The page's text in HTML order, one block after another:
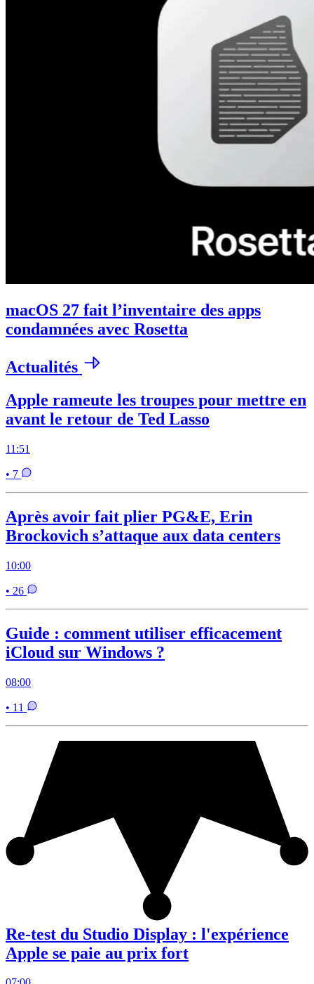
macOS 27 fait l’inventaire des apps
condamnées avec Rosetta
Actualités
Apple rameute les troupes pour mettre en
avant le retour de Ted Lasso
11:51
• 7
Après avoir fait plier PG&E, Erin
Brockovich s’attaque aux data centers
10:00
• 26
Guide : comment utiliser efficacement
iCloud sur Windows ?
08:00
• 11
Re-test du Studio Display : l'expérience
Apple se paie au prix fort